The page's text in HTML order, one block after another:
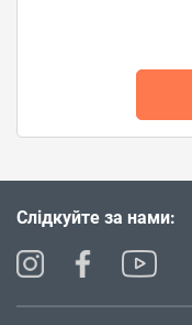
Слідкуйте за нами: